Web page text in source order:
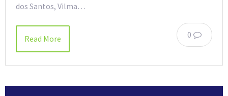
dos Santos, Vilma…
0
Read More